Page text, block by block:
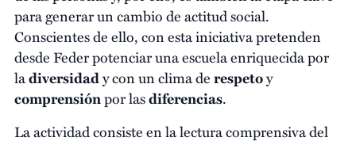
para generar un cambio de actitud social.
Conscientes de ello, con esta iniciativa pretenden
desde Feder potenciar una escuela enriquecida por
ladiversidady con un clima derespetoy
comprensiónpor lasdiferencias.
La actividad consiste en la lectura comprensiva del